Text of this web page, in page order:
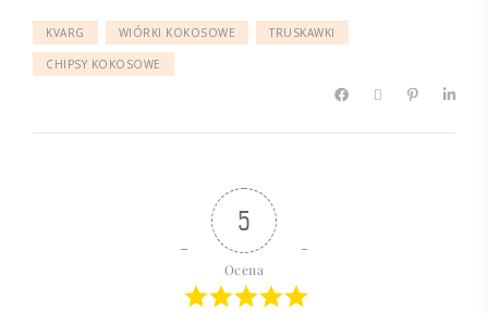
KVARG WIÓRKI KOKOSOWE TRUSKAWKI
CHIPSY KOKOSOWE
5
Ocena